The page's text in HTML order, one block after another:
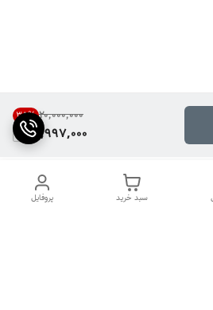
۲۰٬۰۰۰٬۰۰۰ 35%
12,997,000
پروفایل سبد خرید